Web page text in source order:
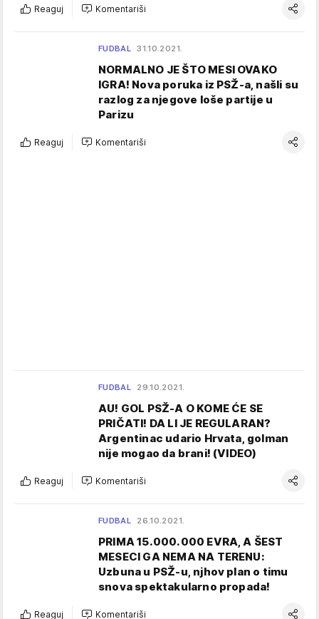
Reaguj Komentariši
FUDBAL 31.10.2021.
NORMALNO JE ŠTO MESI OVAKO
IGRA! Nova poruka iz PSŽ-a, našli su
razlog za njegove loše partije u
Parizu
Reaguj Komentariši
FUDBAL 29.10.2021.
AU! GOL PSŽ-A O KOME ĆE SE
PRIČATI! DA LI JE REGULARAN?
Argentinac udario Hrvata, golman
nije mogao da brani! (VIDEO)
Reaguj Komentariši
FUDBAL 26.10.2021.
PRIMA 15.000.000 EVRA, A ŠEST
MESECI GA NEMA NA TERENU:
Uzbuna u PSŽ-u, njhov plan o timu
snova spektakularno propada!
Reaguj Komentariši